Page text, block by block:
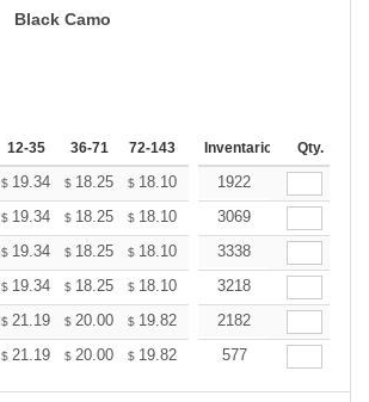
Black Camo
12-35 36-71 72-143 144-287 288 +
Inventario Qty.
$ 19.34 $ 18.25 $ 18.10 17.78
1922
$ 19.34 $ 18.25 $ 18.10 17.78
3069
$ 19.34 $ 18.25 $ 18.10 17.78
3338
$ 19.34 $ 18.25 $ 18.10 17.78
3218
$ 21.19 $ 20.00 $ 19.82 19.48
2182
$ 21.19 $ 20.00 $ 19.82 19.48
577